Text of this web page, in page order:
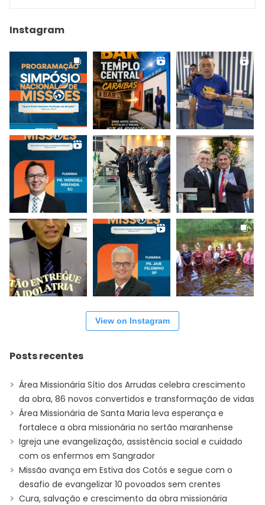
Instagram
View on Instagram
Posts recentes
Área Missionária Sítio dos Arrudas celebra crescimento
da obra, 86 novos convertidos e transformação de vidas
Área Missionária de Santa Maria leva esperança e
fortalece a obra missionária no sertão maranhense
Igreja une evangelização, assistência social e cuidado
com os enfermos em Sangrador
Missão avança em Estiva dos Cotós e segue com o
desafio de evangelizar 10 povoados sem crentes
Cura, salvação e crescimento da obra missionária